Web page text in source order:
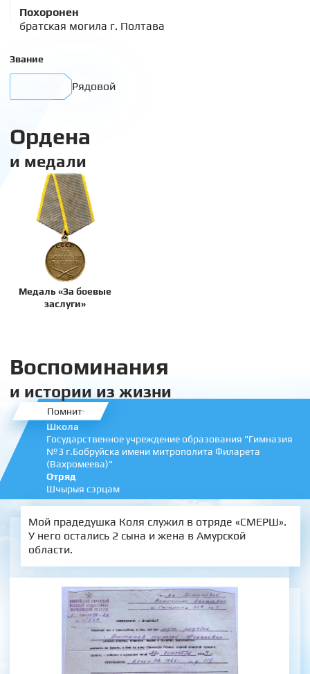
Похоронен
братская могила г. Полтава
Звание
Рядовой
Ордена
и медали
Медаль «За боевые
заслуги»
Воспоминания
и истории из жизни
Помнит
Школа
Государственное учреждение образования "Гимназия
№3 г.Бобруйска имени митрополита Филарета
(Вахромеева)"
Отряд
Шчырыя сэрцам
Мой прадедушка Коля служил в отряде «СМЕРШ».
У него остались 2 сына и жена в Амурской
области.